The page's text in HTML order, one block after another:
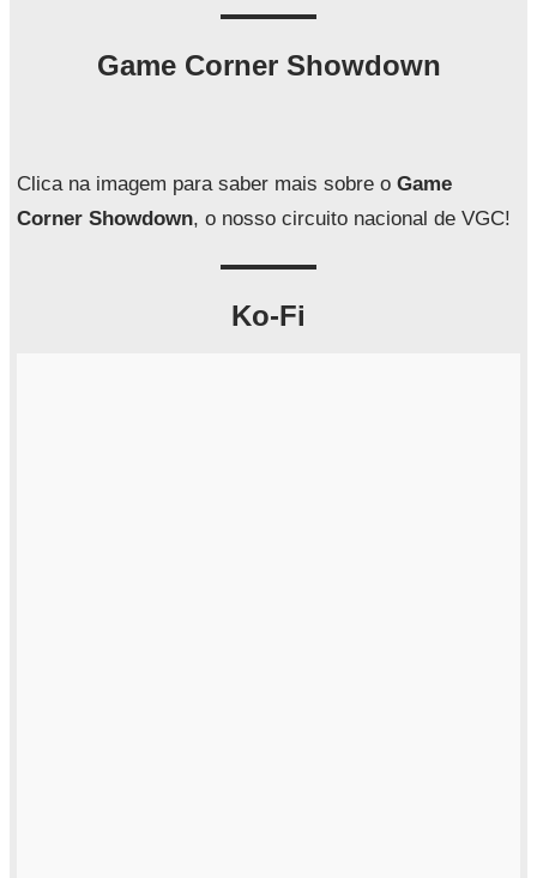
a
Game Corner Showdown
Clica na imagem para saber mais sobre o Game
Corner Showdown, o nosso circuito nacional de VGC!
Ko-Fi